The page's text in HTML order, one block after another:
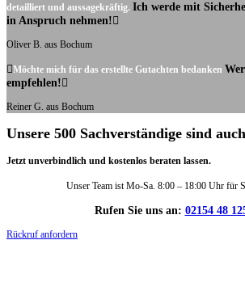
detailliert und aussagekräftig. Ich werde mit
in Anspruch nehmen!
Oliver B. aus Bochum
Möchte mich für das erstellte Gutachten bedanken
empfehlen!
Reiner G. aus Bochum
Unsere 500 Sachverständige sind
Jetzt unverbindlich und kostenlos beraten lassen.
Unser Team ist Mo-Sa. 8:00 – 18:00 Uhr für
Rufen Sie uns an: 02154 48
Rückruf anfordern